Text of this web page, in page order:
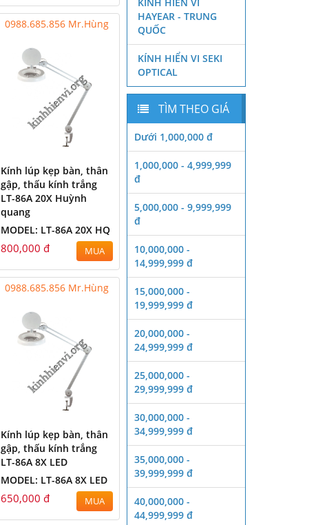
0988.685.856 Mr.Hùng
Kính lúp kẹp bàn, thân
gập, thấu kính trắng
LT-86A 20X Huỳnh
quang
MODEL: LT-86A 20X HQ
800,000 đ MUA
0988.685.856 Mr.Hùng
Kính lúp kẹp bàn, thân
gập, thấu kính trắng
LT-86A 8X LED
MODEL: LT-86A 8X LED
650,000 đ MUA
HAYEAR - TRUNG
QUỐC
KÍNH HIỂN VI SEKI
OPTICAL
TÌM THEO GIÁ
Dưới 1,000,000 đ
1,000,000 - 4,999,999
đ
5,000,000 - 9,999,999
đ
10,000,000 -
14,999,999 đ
15,000,000 -
19,999,999 đ
20,000,000 -
24,999,999 đ
25,000,000 -
29,999,999 đ
30,000,000 -
34,999,999 đ
35,000,000 -
39,999,999 đ
40,000,000 -
44,999,999 đ